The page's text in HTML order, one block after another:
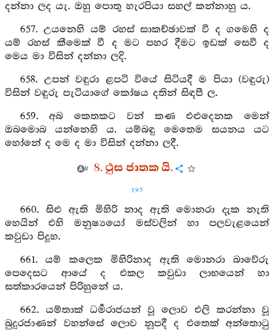
දන්නා ලද යැ. ඔහු පොතු හැරපියා සහල් කන්නාහු ය.
657. උයනෙහි යම් රහස් සාකච්ඡාවක් වී ද ගමෙහි ද
යම් රහස් කීමෙක් වී ද මට පහර දීමට ඉඩක් සෙවී ද
මෙය මා විසින් දන්නා ලදි.
658. උපන් වඳුරා ළපටි වියේ සිටියදී ම පියා (වඳුරු)
විසින් වඳුරු පැටියාගේ කෝෂය දතින් සිඳපී ල.
659. අබ කෙතකට වන් කණ එළුදෙනක මෙන්
ඔබමොබ යන්නෙහි ය. යම්බඳු මෙතෙම සයනය යට
හෝනේ ද මෙ ද මා විසින් දන්නා ලදී.
8. ථුස ජාතක යි.
195
660. සිළු ඇති මිහිරි නාද ඇති මොනරා දැක නැති
හෙයින් එහි මනුෂ්‍යයෝ මස්වලින් හා පලවැළයෙන්
කවුඩා පිදූහ.
661. යම් කලෙක මිහිරිනාද ඇති මොනරා බාවේරු
පෙදෙසට ආයේ ද එකල කවුඩා ලාභයෙන් හා
සත්කාරයෙන් පිරිහුනේ ය.
662. යම්තාක් ධර්‍මරාජයන් වූ ලොව එලි කරන්නා වූ
බුදුරජාණන් වහන්සේ ලොව නූපදී ද එතෙක් අන්තොටු